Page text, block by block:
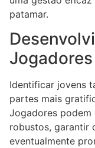
patamar.
Jogadores
Identificar jovens
partes mais
Jogadores podem
robustos, garantir
eventualmente